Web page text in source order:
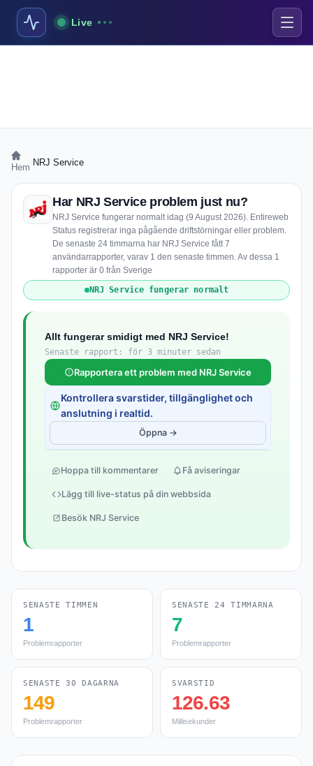
Live
Hem NRJ Service
Har NRJ Service problem just nu?
NRJ Service fungerar normalt idag (9 August 2026). Entireweb
Status registrerar inga pågående driftstörningar eller problem.
De senaste 24 timmarna har NRJ Service fått 7
användarrapporter, varav 1 den senaste timmen. Av dessa 1
rapporter är 0 från Sverige
NRJ Service fungerar normalt
Allt fungerar smidigt med NRJ Service!
Senaste rapport: för 3 minuter sedan
Rapportera ett problem med NRJ Service
Kontrollera svarstider, tillgänglighet och
anslutning i realtid.
Öppna →
Hoppa till kommentarer Få aviseringar
Lägg till live-status på din webbsida
Besök NRJ Service
SENASTE TIMMEN
1
Problemrapporter
SENASTE 24 TIMMARNA
7
Problemrapporter
SENASTE 30 DAGARNA
149
Problemrapporter
SVARSTID
126.63
Millisekunder